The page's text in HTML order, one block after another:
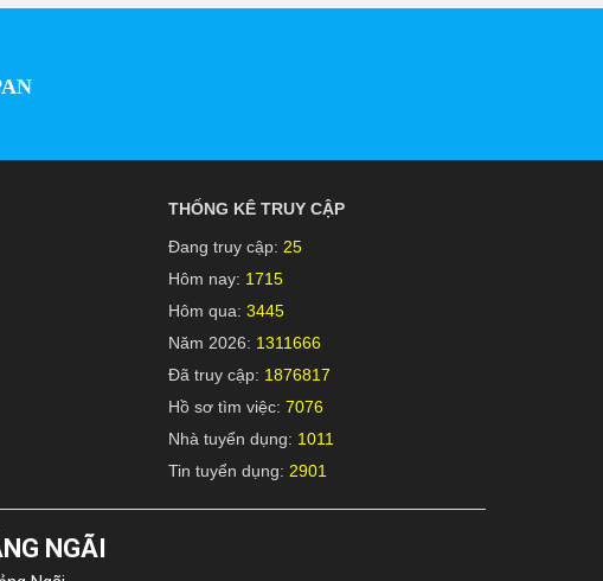
THỐNG KÊ TRUY CẬP
Đang truy cập: 25
Hôm nay: 1715
Hôm qua: 3445
Năm 2026: 1311666
Đã truy cập: 1876817
Hồ sơ tìm việc: 7076
Nhà tuyển dụng: 1011
Tin tuyển dụng: 2901
NGÃI